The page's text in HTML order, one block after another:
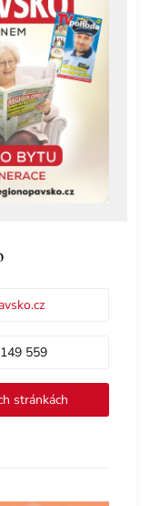
559
stránkách